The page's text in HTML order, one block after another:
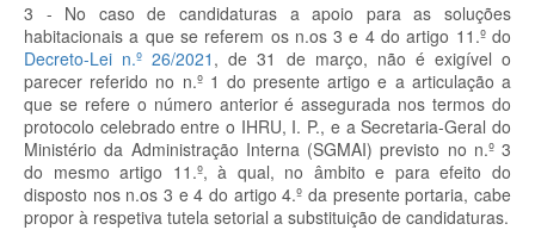
3 - No caso de candidaturas a apoio para as soluções
habitacionais a que se referem os n.os 3 e 4 do artigo 11.º do
Decreto-Lei n.º 26/2021 , de 31 de março, não é exigível o
parecer referido no n.º 1 do presente artigo e a articulação a
que se refere o número anterior é assegurada nos termos do
protocolo celebrado entre o IHRU, I. P., e a Secretaria-Geral do
Ministério da Administração Interna (SGMAI) previsto no n.º 3
do mesmo artigo 11.º, à qual, no âmbito e para efeito do
disposto nos n.os 3 e 4 do artigo 4.º da presente portaria, cabe
propor à respetiva tutela setorial a substituição de candidaturas.